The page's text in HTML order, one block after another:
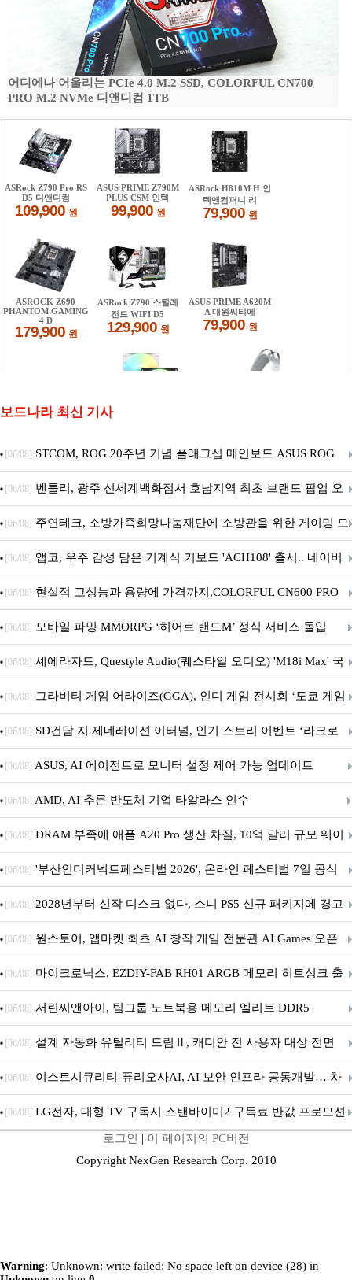
어디에나 어울리는 PCIe 4.0 M.2 SSD, COLORFUL CN700
PRO M.2 NVMe 디앤디컴 1TB
보드나라 최신 기사
[06/08] STCOM, ROG 20주년 기념 플래그십 메인보드 ASUS ROG
Crosshair X870E EDITION 20 국내 출시 예정
[06/08] 벤틀리, 광주 신세계백화점서 호남지역 최초 브랜드 팝업 오
픈
[06/08] 주연테크, 소방가족희망나눔재단에 소방관을 위한 게이밍 모
니터·스마트 펫 침대 기부
[06/08] 앱코, 우주 감성 담은 기계식 키보드 'ACH108' 출시.. 네이버
브랜드데이 기획전 진행
[06/08] 현실적 고성능과 용량에 가격까지,COLORFUL CN600 PRO
M.2 NVMe 디앤디컴 1TB
[06/08] 모바일 파밍 MMORPG ‘히어로 랜드M’ 정식 서비스 돌입
[06/08] 셰에라자드, Questyle Audio(퀘스타일 오디오) 'M18i Max' 국
내 정식 출시
[06/08] 그라비티 게임 어라이즈(GGA), 인디 게임 전시회 ‘도쿄 게임
던전 13’ 참가!
[06/08] SD건담 지 제네레이션 이터널, 인기 스토리 이벤트 ‘라크로
아의 용사’ 재개최 및 풍성한 기념 이벤트 실시!
[06/08] ASUS, AI 에이전트로 모니터 설정 제어 가능 업데이트
[06/08] AMD, AI 추론 반도체 기업 타알라스 인수
[06/08] DRAM 부족에 애플 A20 Pro 생산 차질, 10억 달러 규모 웨이
퍼 대기
[06/08] '부산인디커넥트페스티벌 2026', 온라인 페스티벌 7일 공식
개막... 22일간 진행
[06/08] 2028년부터 신작 디스크 없다, 소니 PS5 신규 패키지에 경고
문 추가
[06/08] 원스토어, 앱마켓 최초 AI 창작 게임 전문관 AI Games 오픈
[06/08] 마이크로닉스, EZDIY-FAB RH01 ARGB 메모리 히트싱크 출
시
[06/08] 서린씨앤아이, 팀그룹 노트북용 메모리 엘리트 DDR5
5600MHz 16GB 출시
[06/08] 설계 자동화 유틸리티 드림Ⅱ, 캐디안 전 사용자 대상 전면
무상 배포
[06/08] 이스트시큐리티-퓨리오사AI, AI 보안 인프라 공동개발… 차
세대 AI 보안 플랫폼 구축
[06/08] LG전자, 대형 TV 구독시 스탠바이미2 구독료 반값 프로모션
로그인 | 이 페이지의 PC버전
Copyright NexGen Research Corp. 2010
Warning: Unknown: write failed: No space left on device (28) in